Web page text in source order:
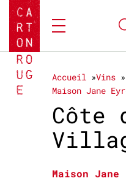
Accueil Vins
Maison Jane
Côte
Maison Jane